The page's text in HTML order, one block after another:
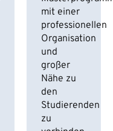
mit einer
professionellen
Organisation
und
großer
Nähe zu
den
Studierenden
zu